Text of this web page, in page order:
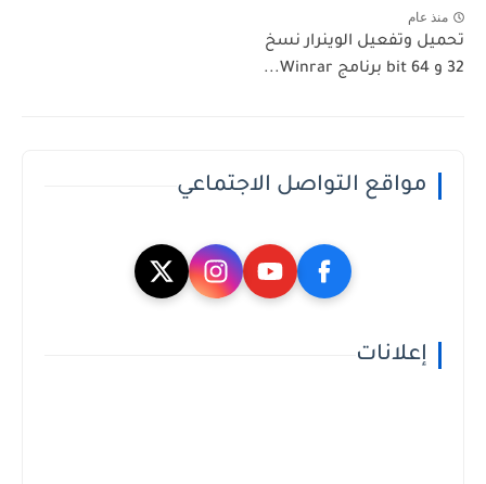
وتفعيل الوينرار نسخ
مواقع التواصل الاجتماعي
إعلانات